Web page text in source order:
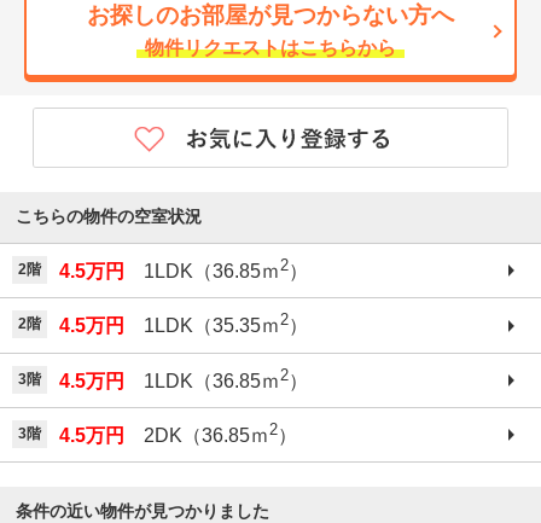
お探しのお部屋が見つからない方へ
物件リクエストはこちらから
こちらの物件の空室状況
2階 4.5万円 1LDK（36.85ｍ2）
2階 4.5万円 1LDK（35.35ｍ2）
3階 4.5万円 1LDK（36.85ｍ 2）
3階 4.5万円 2DK（36.85ｍ2）
条件の近い物件が見つかりました